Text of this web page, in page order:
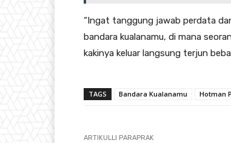
“Ingat tanggung jawab perdata
bandara kualanamu, di mana
kakinya keluar langsung terjun
TAGS Bandara Kualanamu Hotman
ARTIKULLI PARAPRAK